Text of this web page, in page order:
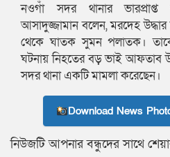
নওগাঁ সদর থানার ভারপ্রাপ্ত
আসাদুজ্জামান বলেন, মরদেহ
থেকে ঘাতক সুমন পলাতক।
ঘটনায় নিহতের বড় ভাই আফতাব
সদর থানা একটি মামলা করেছেন।
Download News
নিউজটি আপনার বন্ধুদের সাথে